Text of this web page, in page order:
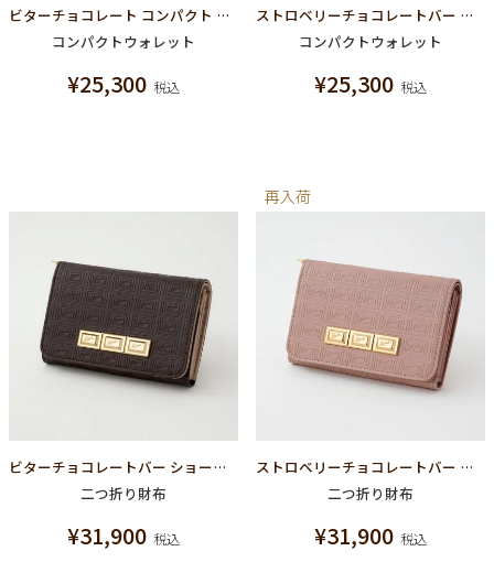
ビターチョコレート コンパクト ラウンドファスナー ウォレット（財布）
コンパクトウォレット
¥25,300 税込
ストロベリーチョコレートバー コンパクトラウンドファスナー ウォレット（財布）
コンパクトウォレット
¥25,300 税込
ビターチョコレートバー ショートウォレット（財布）
二つ折り財布
¥31,900 税込
再入荷
ストロベリーチョコレートバー ショートウォレット（財布）
二つ折り財布
¥31,900 税込